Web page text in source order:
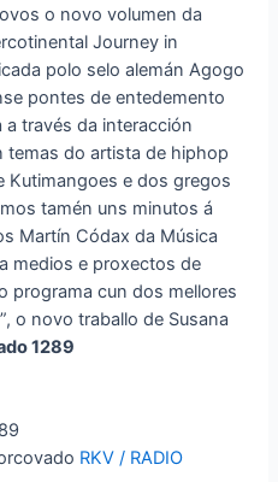
o novo volumen da
Journey in
polo selo alemán Agogo
pontes de entedemento
a través da interacción
do artista de hiphop
Kutimangoes e dos gregos
tamén uns minutos á
Martín Códax da Música
medios e proxectos de
programa cun dos mellores
o novo traballo de Susana
1289
RKV / RADIO